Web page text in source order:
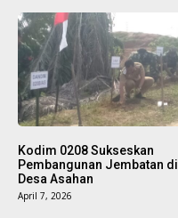
Kodim 0208 Sukseskan
Pembangunan Jembatan di
Desa Asahan
April 7, 2026